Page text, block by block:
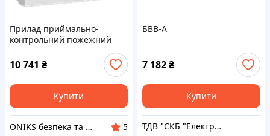
Прилад приймально-
контрольний пожежний
10 741 ₴
Купити
ONIKS безпека та комфорт
5
БВВ-А
7 182₴
Купити
ТДВ "СКБ "Електронмаш"